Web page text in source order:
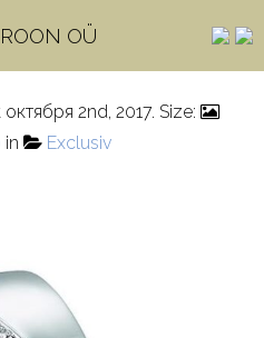
2nd, 2017. Size:
in Exclusiv
OÜ